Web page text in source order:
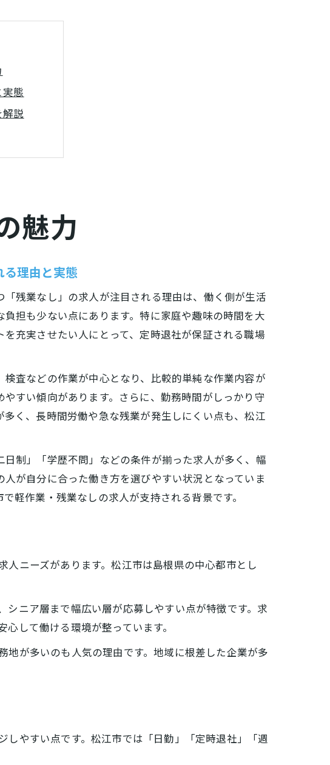
態
説
め
の秘訣
徴
探し方
紹介
方
か
える理由
ト紹介
授
方とは
方
策
理由
魅力
理由と実態
残業なし」の求人が注目される理由は、働く側が生活
担も少ない点にあります。特に家庭や趣味の時間を大
充実させたい人にとって、定時退社が保証される職場
査などの作業が中心となり、比較的単純な作業内容が
すい傾向があります。さらに、勤務時間がしっかり守
多く、長時間労働や急な残業が発生しにくい点も、松江
制」「学歴不問」などの条件が揃った求人が多く、幅
が自分に合った働き方を選びやすい状況となっていま
軽作業・残業なしの求人が支持される背景です。
ニーズがあります。松江市は島根県の中心都市とし
ニア層まで幅広い層が応募しやすい点が特徴です。求
して働ける環境が整っています。
が多いのも人気の理由です。地域に根差した企業が多
やすい点です。松江市では「日勤」「定時退社」「週